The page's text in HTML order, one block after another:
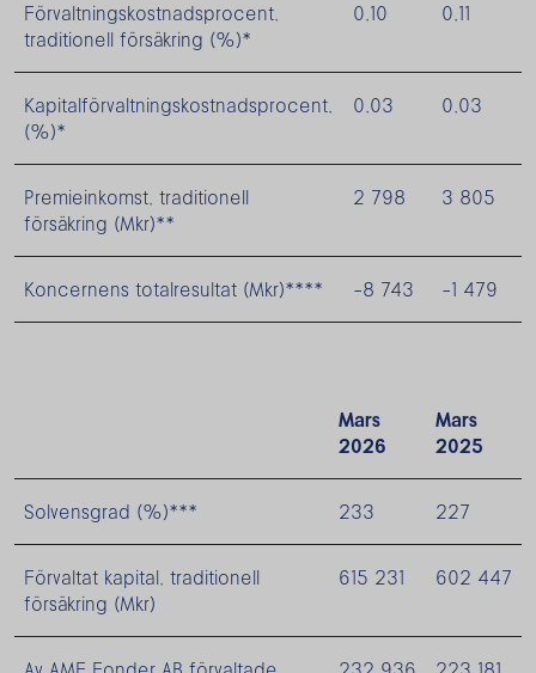
Förvaltningskostnadsprocent,
traditionell försäkring (%)*
0,10 0,11
Kapitalförvaltningskostnadsprocent,
(%)*
0,03 0,03
Premieinkomst, traditionell
försäkring (Mkr)**
2 798 3 805
Koncernens totalresultat (Mkr)**** -8 743 -1 479
Mars
2026
Mars
2025
Solvensgrad (%)*** 233 227
Förvaltat kapital, traditionell
försäkring (Mkr)
615 231 602 447